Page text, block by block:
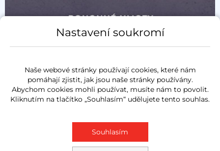
Nastavení soukromí
Naše webové stránky používají cookies, které nám
pomáhají zjistit, jak jsou naše stránky používány.
Abychom cookies mohli používat, musíte nám to povolit.
Kliknutím na tlačítko „Souhlasím“ udělujete tento souhlas.
Souhlasím